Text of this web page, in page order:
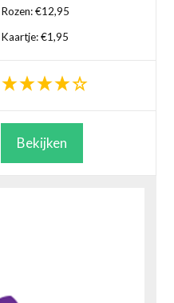
Rozen: €12,95
Kaartje: €1,95
Bekijken